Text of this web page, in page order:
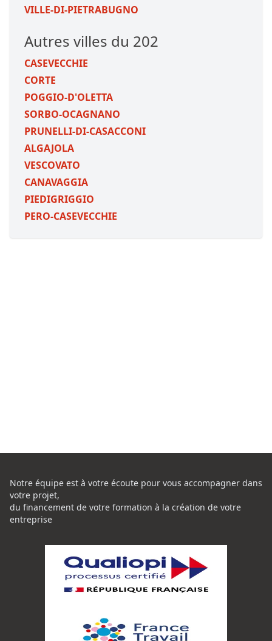
VILLE-DI-PIETRABUGNO
Autres villes du 202
CASEVECCHIE
CORTE
POGGIO-D'OLETTA
SORBO-OCAGNANO
PRUNELLI-DI-CASACCONI
ALGAJOLA
VESCOVATO
CANAVAGGIA
PIEDIGRIGGIO
PERO-CASEVECCHIE
Notre équipe est à votre écoute pour vous accompagner dans
votre projet,
du financement de votre formation à la création de votre
entreprise